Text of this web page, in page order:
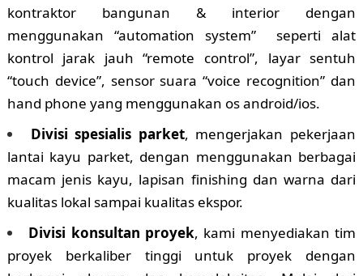
kontraktor bangunan & interior dengan
menggunakan “automation system” seperti alat
kontrol jarak jauh “remote control”, layar sentuh
“touch device”, sensor suara “voice recognition” dan
hand phone yang menggunakan os android/ios.
Divisi spesialis parket, mengerjakan pekerjaan
lantai kayu parket, dengan menggunakan berbagai
macam jenis kayu, lapisan finishing dan warna dari
kualitas lokal sampai kualitas ekspor.
Divisi konsultan proyek, kami menyediakan tim
proyek berkaliber tinggi untuk proyek dengan